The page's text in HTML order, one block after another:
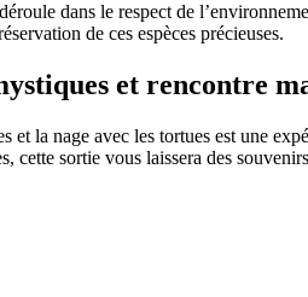
dans le respect de
de ces espèces précieuses.
et rencontre
et la nage avec les tortues est une
cette sortie vous laissera des